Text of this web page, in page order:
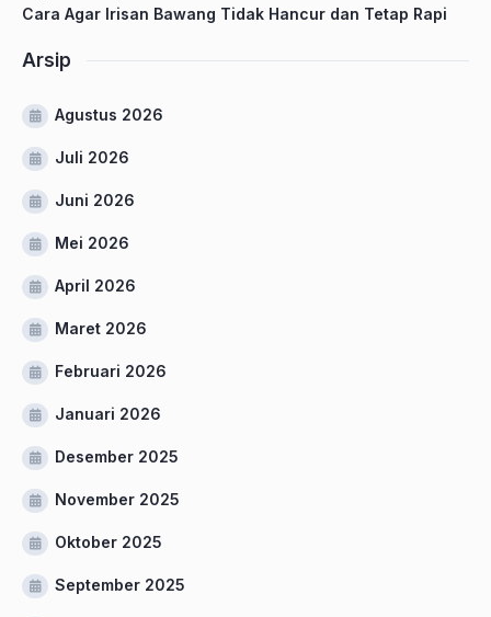
Cara Agar Irisan Bawang Tidak Hancur dan Tetap Rapi
Arsip
Agustus 2026
Juli 2026
Juni 2026
Mei 2026
April 2026
Maret 2026
Februari 2026
Januari 2026
Desember 2025
November 2025
Oktober 2025
September 2025